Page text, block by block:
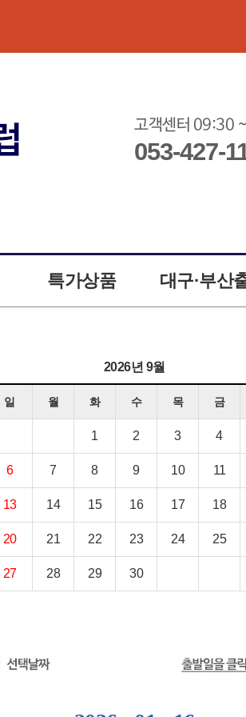
고객센터 09:30
053-427-
특가상품 대구·부산
2026년 9월
일 월 화 수 목 금
1 2 3 4
6 7 8 9 10 11
13 14 15 16 17 18
20 21 22 23 24 25
27 28 29 30